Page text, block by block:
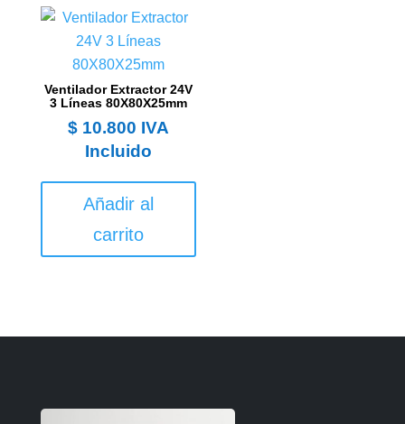
Ventilador Extractor 24V
3 Líneas 80X80X25mm
$10.800 IVA
Incluido
Añadir al
carrito